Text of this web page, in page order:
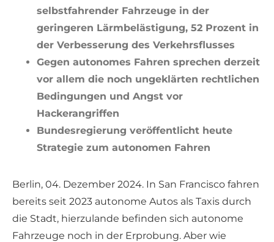
selbstfahrender Fahrzeuge in der
geringeren Lärmbelästigung, 52 Prozent in
der Verbesserung des Verkehrsflusses
Gegen autonomes Fahren sprechen derzeit
vor allem die noch ungeklärten rechtlichen
Bedingungen und Angst vor
Hackerangriffen
Bundesregierung veröffentlicht heute
Strategie zum autonomen Fahren
Berlin, 04. Dezember 2024. In San Francisco fahren
bereits seit 2023 autonome Autos als Taxis durch
die Stadt, hierzulande befinden sich autonome
Fahrzeuge noch in der Erprobung. Aber wie